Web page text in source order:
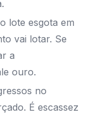
lote esgota em
vai lotar. Se
a
ouro.
no
É escassez